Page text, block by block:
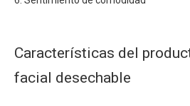
Características del
facial desechable